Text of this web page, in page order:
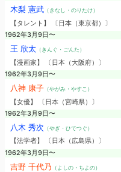
木梨 憲武（きなし・のりたけ）
【タレント】 〔日本（東京都）〕
1962年3月9日〜
王 欣太（きんぐ・ごんた）
【漫画家】 〔日本（大阪府）〕
1962年3月9日〜
八神 康子（やがみ・やすこ）
【女優】 〔日本（宮崎県）〕
1962年3月9日〜
八木 秀次 （やぎ・ひでつぐ）
【法学者】 〔日本（広島県）〕
1962年3月9日〜
吉野 千代乃 （よしの・ちよの）